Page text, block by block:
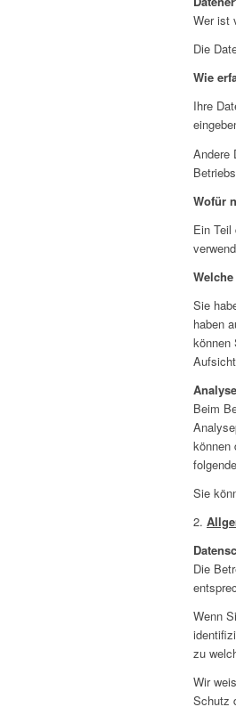
Wer ist
Die
Wie
Ihre
Andere
Wofür
Ein
Sie
haben
können
Beim
können
Sie
2.
Die
Wenn
zu
Wir
Schutz